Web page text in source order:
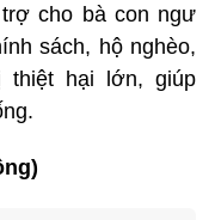
cho bà con ngư
sách, hộ nghèo,
thiệt hại lớn, giúp